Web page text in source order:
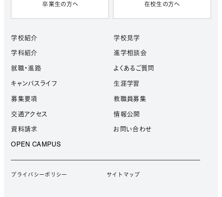
卒業生の方へ 在校生の方へ
学校紹介
学科紹介
就職・進路
キャンパスライフ
募集要項
交通アクセス
資料請求
OPEN CAMPUS
学校見学
進学相談会
よくあるご質問
生涯学習
教職員募集
情報公開
お問い合わせ
プライバシーポリシー サイトマップ